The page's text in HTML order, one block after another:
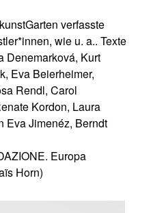
verfasste
wie u. a.. Texte
Denemarková, Kurt
Eva Beierheimer,
Rendl, Carol
Kordon, Laura
Eva Jimenéz, Berndt
Europa
Horn)